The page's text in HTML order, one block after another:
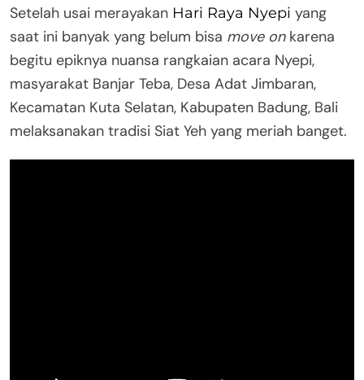
Setelah usai merayakan Hari Raya Nyepi yang
saat ini banyak yang belum bisa move onkarena
begitu epiknya nuansa rangkaian acara Nyepi,
masyarakat Banjar Teba, Desa Adat Jimbaran,
Kecamatan Kuta Selatan, Kabupaten Badung, Bali
melaksanakan tradisi Siat Yeh yang meriah banget.